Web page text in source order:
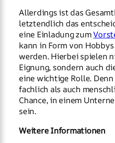
Allerdings ist das
letztendlich das
eine Einladung zum
kann in Form von
werden. Hierbei spielen
Eignung, sondern auch
eine wichtige Rolle.
fachlich als auch
Chance, in einem
sein.
Weitere Informationen